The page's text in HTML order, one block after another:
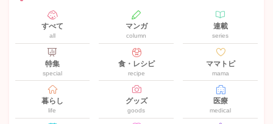
すべて
all
マンガ
column
連載
series
特集
special
食・レシピ
recipe
ママトピ
mama
暮らし
life
グッズ
goods
医療
medical